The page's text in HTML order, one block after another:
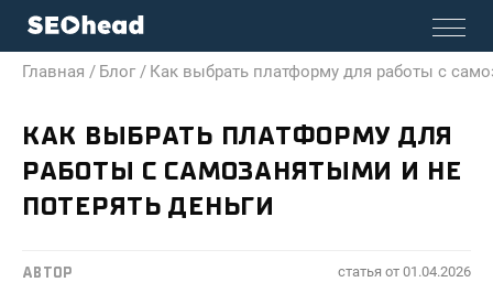
Главная / Блог / Как выбрать платформу для работы с
КАК ВЫБРАТЬ ПЛАТФОРМУ ДЛЯ
РАБОТЫ С САМОЗАНЯТЫМИ И НЕ
ПОТЕРЯТЬ ДЕНЬГИ
АВТОР статья от 01.04.2026